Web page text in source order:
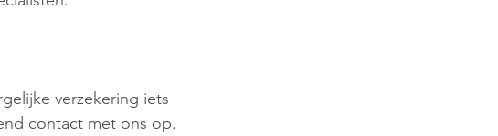
verzekering iets
contact met ons op.